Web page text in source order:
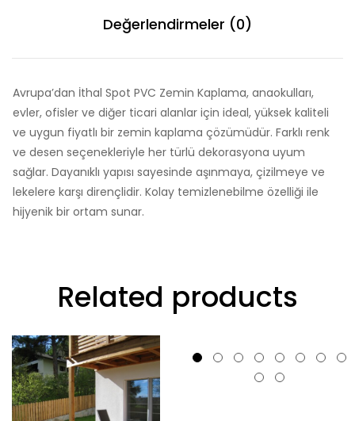
Değerlendirmeler (0)
Avrupa’dan İthal Spot PVC Zemin Kaplama, anaokulları,
evler, ofisler ve diğer ticari alanlar için ideal, yüksek kaliteli
ve uygun fiyatlı bir zemin kaplama çözümüdür. Farklı renk
ve desen seçenekleriyle her türlü dekorasyona uyum
sağlar. Dayanıklı yapısı sayesinde aşınmaya, çizilmeye ve
lekelere karşı dirençlidir. Kolay temizlenebilme özelliği ile
hijyenik bir ortam sunar.
Related products